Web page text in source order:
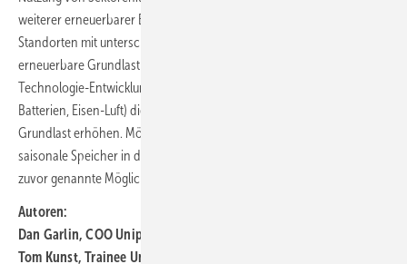
weiterer erneuerbarer Energieträger und die Vernetzung von
Standorten mit unterschiedlichen Wetterbedingungen kann
erneuerbare Grundlast rentabler machen. Ebenso könnten
Technologie-Entwicklungen im Wochenspeicherbereich (Flow-
Batterien, Eisen-Luft) die Wirtschaftlichkeit von erneuerbarer
Grundlast erhöhen. Möglicherweise kann dann auf kostenintensive
saisonale Speicher in der Stromerzeugung verzichtet werden, wenn
zuvor genannte Möglichkeiten ausreichend genutzt werden.
Autoren:
Dan Garlin, COO Uniper Renewables,
Tom Kunst, Trainee Uniper SE,